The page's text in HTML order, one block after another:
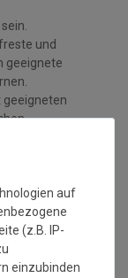
und
geeignete
geeigneten
(mind.
Die
auf
(z.B. IP-
einzubinden